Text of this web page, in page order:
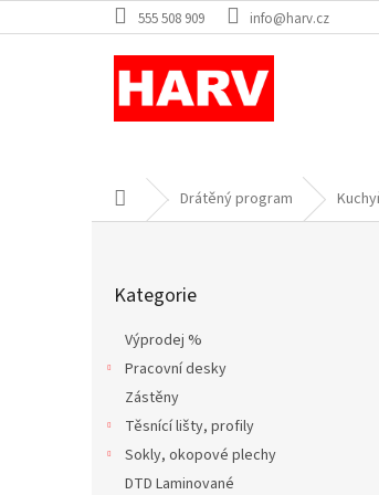
na
555 508 909 info@harv.cz
Domů Drátěný program
kategorie
Kategorie
Výprodej %
Pracovní desky
Zástěny
Těsnící lišty, profily
Sokly, okopové plechy
DTD Laminované